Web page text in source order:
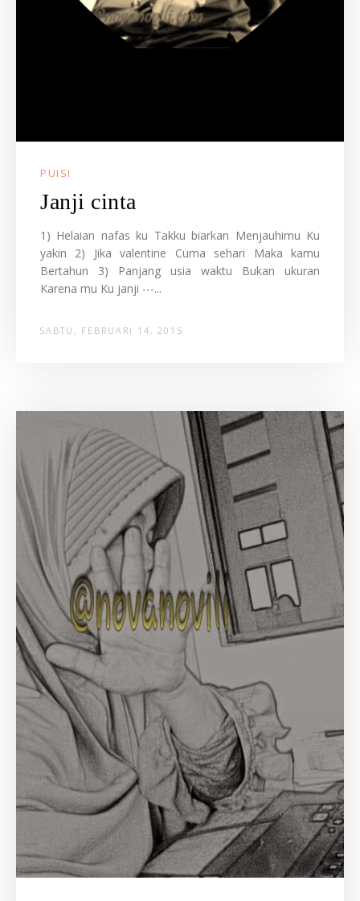
PUISI
Janji cinta
1) Helaian nafas ku Takku biarkan Menjauhimu Ku
yakin 2) Jika valentine Cuma sehari Maka kamu
Bertahun 3) Panjang usia waktu Bukan ukuran
Karena mu Ku janji ---...
SABTU, FEBRUARI 14, 2015